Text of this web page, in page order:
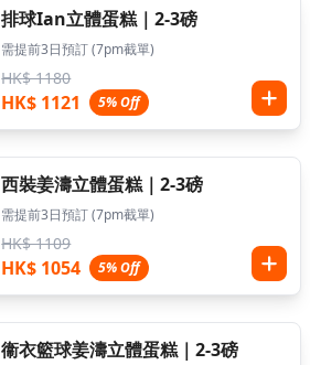
排球Ian立體蛋糕｜2-3磅
需提前3日預訂 (7pm截單)
HK$ 1180
HK$ 1121 5% Off
西裝姜濤立體蛋糕｜2-3磅
需提前3日預訂 (7pm截單)
HK$ 1109
HK$ 1054 5% Off
衞衣籃球姜濤立體蛋糕｜2-3磅